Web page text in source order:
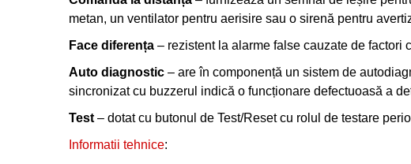
metan, un ventilator pentru aerisire sau o sirenă pentru
Face diferența – rezistent la alarme false cauzate de factori
Auto diagnostic – are în componență un sistem de
sincronizat cu buzzerul indică o funcționare defectuoasă a
Test – dotat cu butonul de Test/Reset cu rolul de testare
Informatii tehnice: